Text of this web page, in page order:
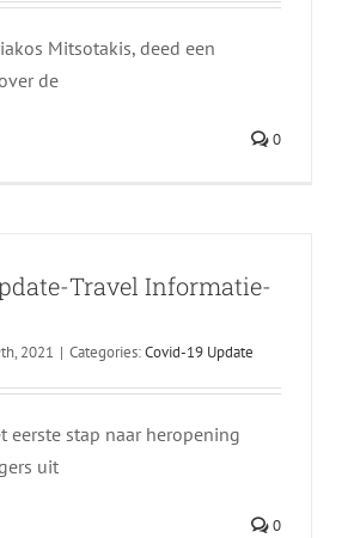
Mitsotakis, deed een
de
0
Travel Informatie-
2021 | Categories:Covid-19 Update
eerste stap naar heropening
uit
0